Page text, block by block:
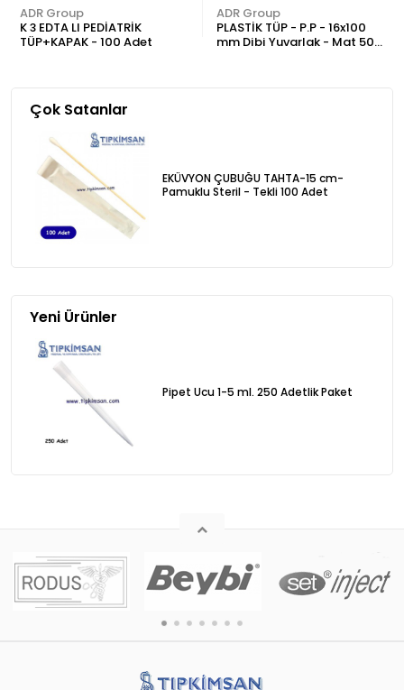
ADR Group
K 3 EDTA LI PEDİATRİK
TÜP+KAPAK - 100 Adet
ADR Group
PLASTİK TÜP - P.P - 16x100
mm Dibi Yuvarlak - Mat 500
Çok Satanlar
EKÜVYON ÇUBUĞU TAHTA-15 cm-
Pamuklu Steril - Tekli 100 Adet
Yeni Ürünler
Pipet Ucu 1-5 ml. 250 Adetlik Paket